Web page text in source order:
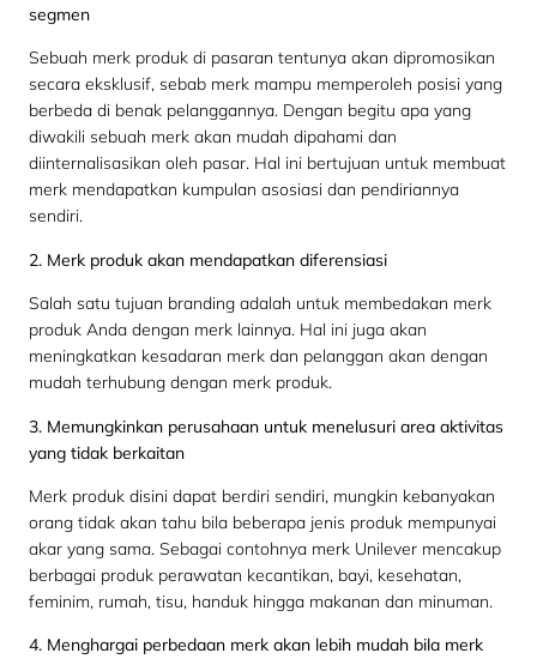
segmen
Sebuah merk produk di pasaran tentunya akan dipromosikan
secara eksklusif, sebab merk mampu memperoleh posisi yang
berbeda di benak pelanggannya. Dengan begitu apa yang
diwakili sebuah merk akan mudah dipahami dan
diinternalisasikan oleh pasar. Hal ini bertujuan untuk membuat
merk mendapatkan kumpulan asosiasi dan pendiriannya
sendiri.
2. Merk produk akan mendapatkan diferensiasi
Salah satu tujuan branding adalah untuk membedakan merk
produk Anda dengan merk lainnya. Hal ini juga akan
meningkatkan kesadaran merk dan pelanggan akan dengan
mudah terhubung dengan merk produk.
3. Memungkinkan perusahaan untuk menelusuri area aktivitas
yang tidak berkaitan
Merk produk disini dapat berdiri sendiri, mungkin kebanyakan
orang tidak akan tahu bila beberapa jenis produk mempunyai
akar yang sama. Sebagai contohnya merk Unilever mencakup
berbagai produk perawatan kecantikan, bayi, kesehatan,
feminim, rumah, tisu, handuk hingga makanan dan minuman.
4. Menghargai perbedaan merk akan lebih mudah bila merk